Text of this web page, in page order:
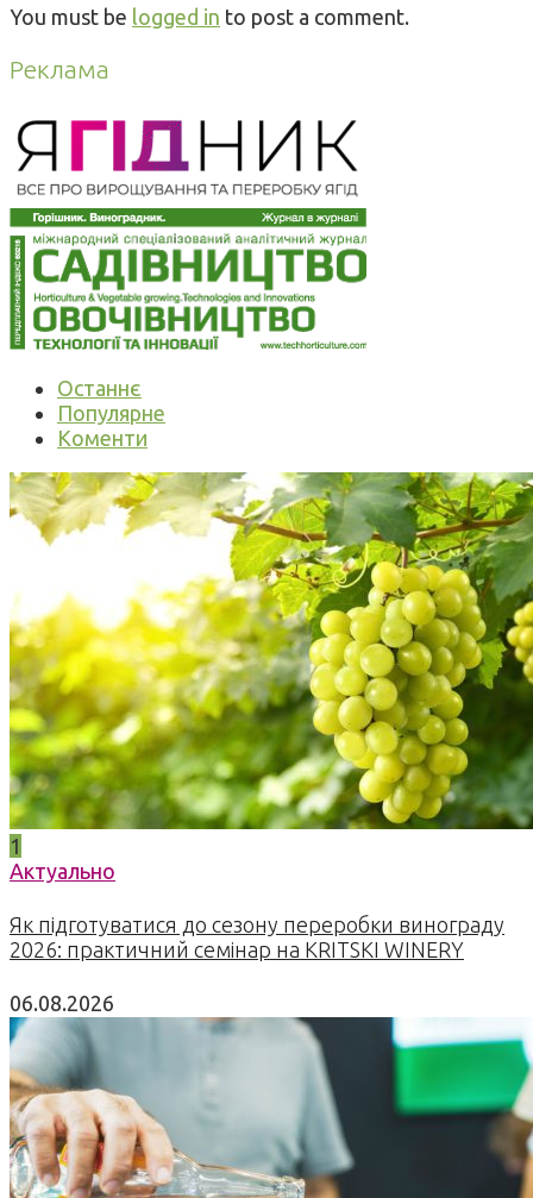
You must be logged in to post a comment.
Реклама
Останнє
Популярне
Коменти
1
Актуально
Як підготуватися до сезону переробки винограду
2026: практичний семінар на KRITSKI WINERY
06.08.2026